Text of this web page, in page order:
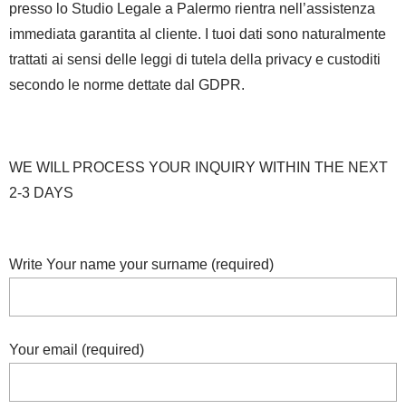
presso lo Studio Legale a Palermo rientra nell’assistenza
immediata garantita al cliente. I tuoi dati sono naturalmente
trattati ai sensi delle leggi di tutela della privacy e custoditi
secondo le norme dettate dal GDPR.
WE WILL PROCESS YOUR INQUIRY WITHIN THE NEXT
2-3 DAYS
Write Your name your surname (required)
Your email (required)